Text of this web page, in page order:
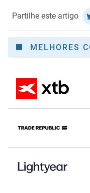
Partilhe este artigo
MELHORES